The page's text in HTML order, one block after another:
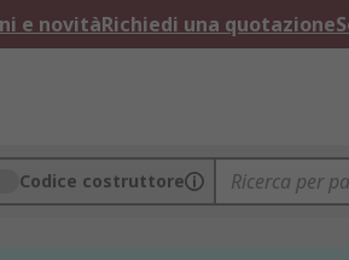
e novitàRichiedi una quotazione
Codice costruttore